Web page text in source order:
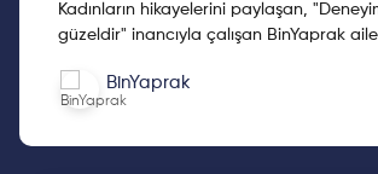
Kadınların hikayelerini paylaşan,
güzeldir" inancıyla çalışan BinYaprak
Cumhuriyetimizin 2. yüzyılına kadınların
hediye etmek için çıktığımız Hikaye
BinYaprak